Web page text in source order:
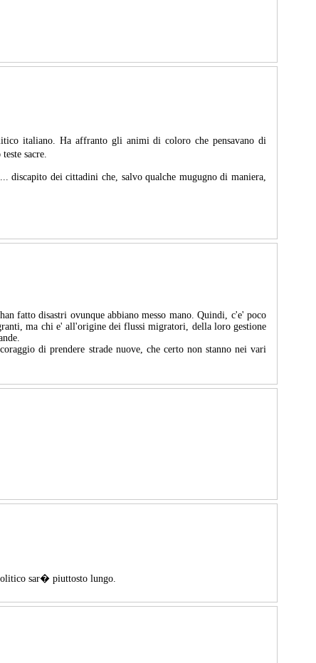
italiano. Ha affranto gli animi di coloro che pensavano di
sacre.
dei cittadini che, salvo qualche mugugno di maniera,
fatto disastri ovunque abbiano messo mano. Quindi, c'e' poco
ma chi e' all'origine dei flussi migratori, della loro gestione
di prendere strade nuove, che certo non stanno nei vari
sar� piuttosto lungo.